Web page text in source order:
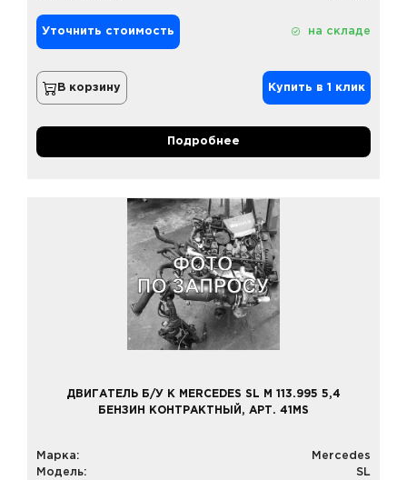
Уточнить стоимость на складе
В корзину Купить в 1 клик
Подробнее
ДВИГАТЕЛЬ Б/У К MERCEDES SL M 113.995 5,4
БЕНЗИН КОНТРАКТНЫЙ, АРТ. 41MS
Марка:
Mercedes
Модель:
SL